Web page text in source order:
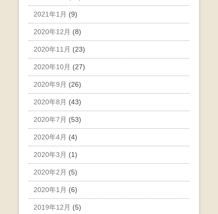
2021年1月 (9)
2020年12月 (8)
2020年11月 (23)
2020年10月 (27)
2020年9月 (26)
2020年8月 (43)
2020年7月 (53)
2020年4月 (4)
2020年3月 (1)
2020年2月 (5)
2020年1月 (6)
2019年12月 (5)